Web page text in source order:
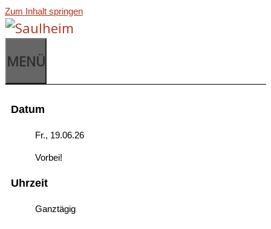
Zum Inhalt springen
MENÜ
Datum
Fr., 19.06.26
Vorbei!
Uhrzeit
Ganztägig